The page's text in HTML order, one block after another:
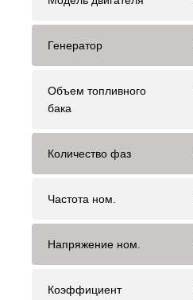
Генератор
Объем топливного
бака
Количество фаз
Частота ном.
Напряжение ном.
Коэффициент